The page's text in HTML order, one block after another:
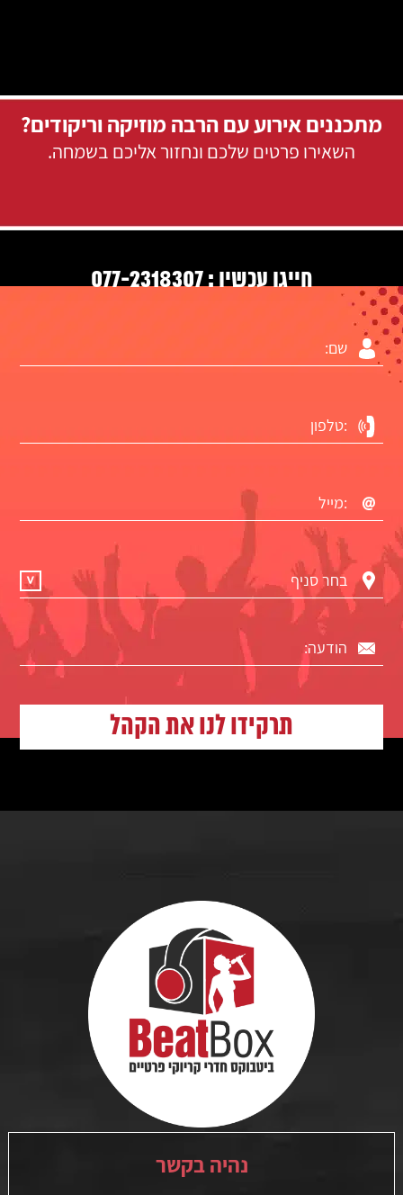
מתכננים אירוע עם הרבה מוזיקה וריקודים?
השאירו פרטים שלכם ונחזור אליכם בשמחה.
חייגו עכשיו :077-2318307
נהיה בקשר